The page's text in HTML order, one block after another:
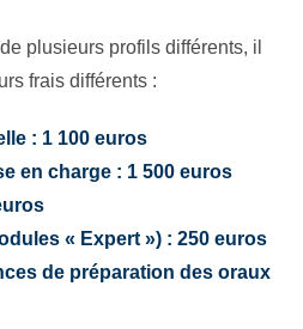
plusieurs profils différents, il
frais différents :
: 1 100 euros
en charge : 1 500 euros
« Expert ») : 250 euros
de préparation des oraux